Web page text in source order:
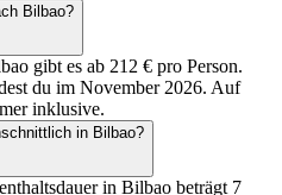
Bilbao?
gibt es ab 212 € pro Person.
du im November 2026. Auf
inklusive.
in Bilbao?
in Bilbao beträgt 7